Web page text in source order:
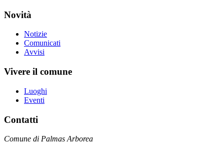
Novità
Notizie
Comunicati
Avvisi
Vivere il comune
Luoghi
Eventi
Contatti
Comune di Palmas Arborea